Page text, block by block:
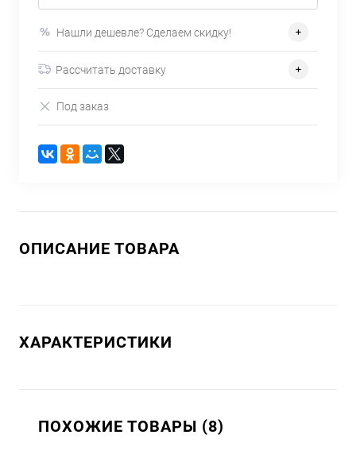
Нашли дешевле? Сделаем скидку!
Рассчитать доставку
Под заказ
ОПИСАНИЕ ТОВАРА
ХАРАКТЕРИСТИКИ
ПОХОЖИЕ ТОВАРЫ (8)